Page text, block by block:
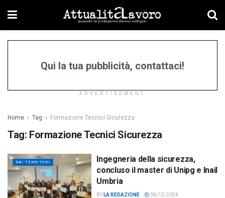
Qui la tua pubblicità, contattaci!
ADVERTISEMENT
Home Tag Formazione Tecnici Sicurezza
Tag: Formazione Tecnici Sicurezza
DAI TERRITORI
Ingegneria della sicurezza,
concluso il master di Unipg e Inail
Umbria
BY LA REDAZIONE 06/12/2024